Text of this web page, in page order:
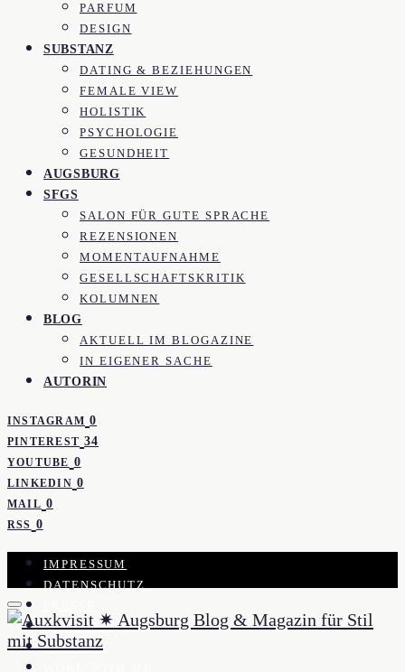
PARFUM
DESIGN
SUBSTANZ
DATING & BEZIEHUNGEN
FEMALE VIEW
HOLISTIK
PSYCHOLOGIE
GESUNDHEIT
AUGSBURG
SFGS
SALON FÜR GUTE SPRACHE
REZENSIONEN
MOMENTAUFNAHME
GESELLSCHAFTSKRITIK
KOLUMNEN
BLOG
AKTUELL IM BLOGAZINE
IN EIGENER SACHE
AUTORIN
INSTAGRAM 0
PINTEREST 34
YOUTUBE 0
LINKEDIN 0
MAIL 0
RSS 0
IMPRESSUM
DATENSCHUTZ
KOOPERATION
KONTAKT